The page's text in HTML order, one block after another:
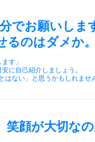
でお願いしま
るのはダメか。
す」
に自己紹介しましょう。
はない」と思うかもしれま
顔が大切なの